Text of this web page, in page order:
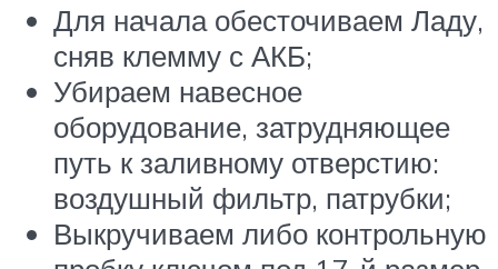
Для начала обесточиваем Ладу,
сняв клемму с АКБ;
Убираем навесное
оборудование, затрудняющее
путь к заливному отверстию:
воздушный фильтр, патрубки;
Выкручиваем либо контрольную